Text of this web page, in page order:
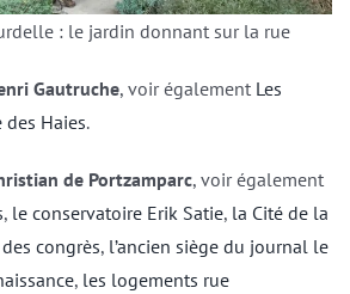
: le jardin donnant sur la rue
Gautruche, voir également Les
Haies.
de Portzamparc, voir également
, le conservatoire Erik Satie, la Cité de la
congrès, l’ancien siège du journal le
, les logements rue